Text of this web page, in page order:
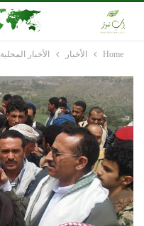
Home الأخبار الأخبار المحلية